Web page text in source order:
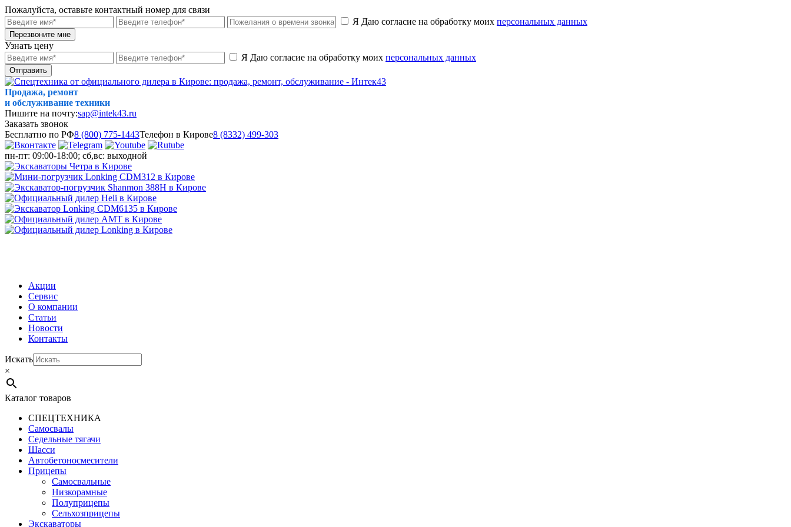
Пожалуйста, оставьте контактный номер для связи
Я Даю согласие на обработку моих персональных данных
Перезвоните мне
Узнать цену
Я Даю согласие на обработку моих персональных данных
Отправить
Продажа, ремонт
и обслуживание техники
Пишите на почту:sap@intek43.ru
Заказать звонок
Бесплатно по РФ8 (800) 775-1443Телефон в Кирове8 (8332) 499-303
пн-пт: 09:00-18:00; сб,вс: выходной
Акции
Сервис
О компании
Статьи
Новости
Контакты
Искать
×
Каталог товаров
СПЕЦТЕХНИКА
Самосвалы
Седельные тягачи
Шасси
Автобетоно­смесители
Прицепы
Самосвальные
Низкорамные
Полуприцепы
Сельхозприцепы
Экскаваторы